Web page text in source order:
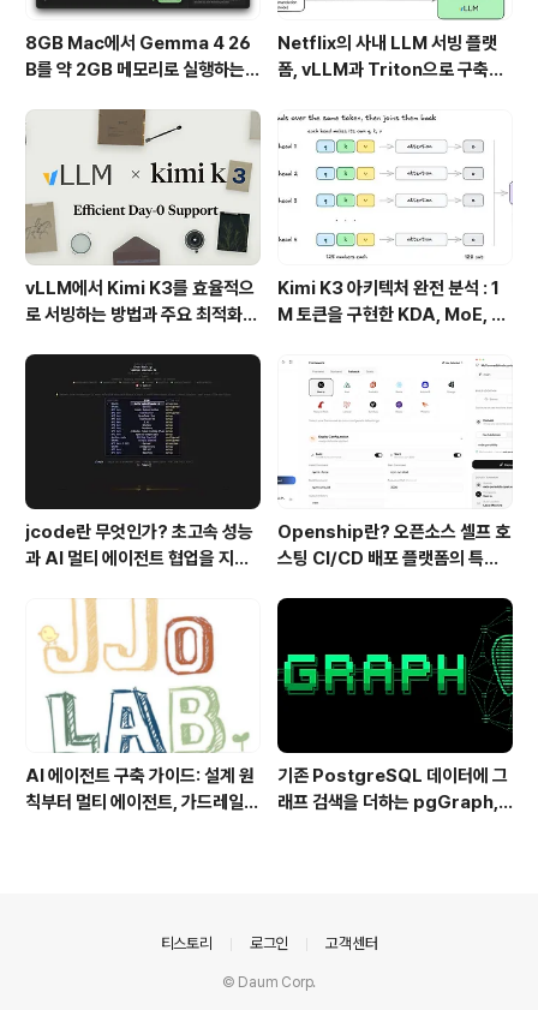
8GB Mac에서 Gemma 4 26
B를 약 2GB 메모리로 실행하는 T
Netflix의 사내 LLM 서빙 플랫
폼, vLLM과 Triton으로 구축한
vLLM에서 Kimi K3를 효율적으
로 서빙하는 방법과 주요 최적화
Kimi K3 아키텍처 완전 분석 : 1
M 토큰을 구현한 KDA, MoE, Fl
핵심 기술
jcode란 무엇인가? 초고속 성능
과 AI 멀티 에이전트 협업을 지원
Openship란? 오픈소스 셀프 호
스팅 CI/CD 배포 플랫폼의 특징
AI 에이전트 구축 가이드: 설계 원
칙부터 멀티 에이전트, 가드레일까
기존 PostgreSQL 데이터에 그
래프 검색을 더하는 pgGraph,
티스토리 로그인 고객센터
© Daum Corp.